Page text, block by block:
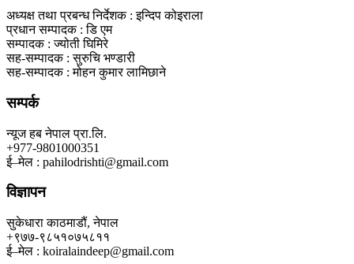
अध्यक्ष तथा प्रबन्ध निर्देशक : इन्दिप कोइराला
प्रधान सम्पादक : डि एम
सम्पादक : ज्योती घिमिरे
सह-सम्पादक : सुरुचि भण्डारी
सह-सम्पादक : मोहन कुमार लामिछाने
सम्पर्क
न्यूज हब नेपाल प्रा.लि.
+977-9801000351
ई–मेल : pahilodrishti@gmail.com
विज्ञापन
सुकेधारा काठमाडौं, नेपाल
+९७७-९८५१०७५८११
ई–मेल : koiralaindeep@gmail.com